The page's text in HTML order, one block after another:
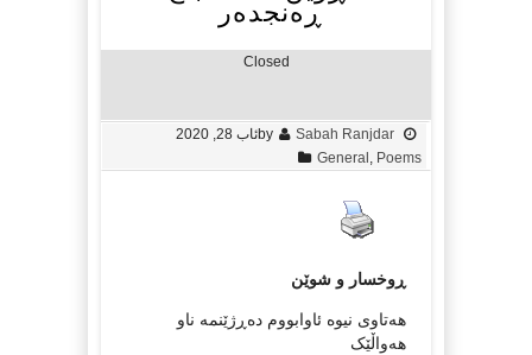
ڕه‌نجده‌ر
Closed
by Sabah Ranjdar
ئاب 28, 2020
General Poems
ڕوخسار و شوێن
هه‌تاوی نیوه‌ ئاوابووم دەڕژێنمە ناو
هەواڵێک